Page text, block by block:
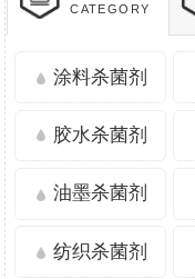
CATEGORY
涂料杀菌剂
胶水杀菌剂
油墨杀菌剂
纺织杀菌剂